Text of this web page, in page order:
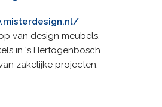
van design meubels.
in 's Hertogenbosch.
zakelijke projecten.